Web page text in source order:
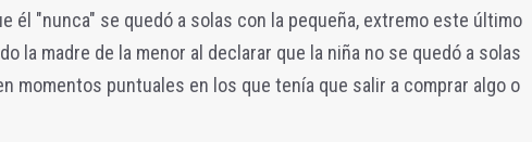
él "nunca" se quedó a solas con la pequeña, extremo este último
la madre de la menor al declarar que la niña no se quedó a solas
momentos puntuales en los que tenía que salir a comprar algo o